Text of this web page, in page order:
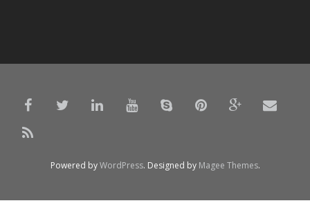
Powered byWordPress. Designed by Magee Themes.